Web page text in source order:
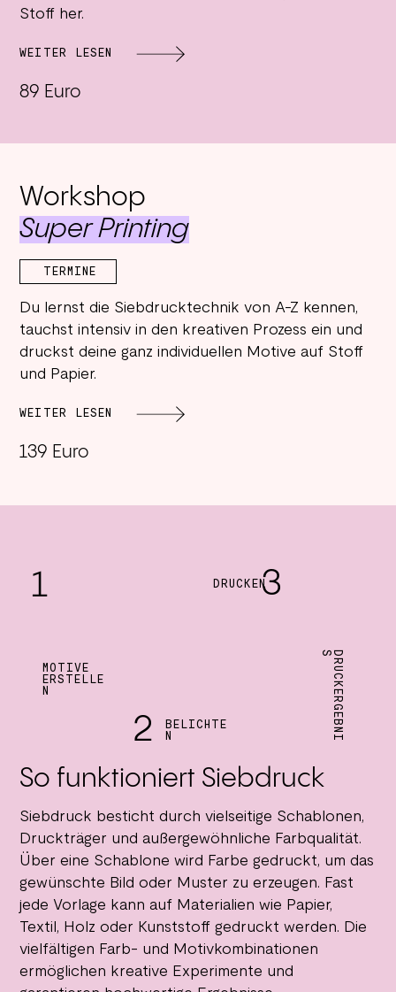
Stoff her.
WEITER LESEN
89 Euro
Workshop
Super Printing
TERMINE
Du lernst die Siebdrucktechnik von A-Z kennen,
tauchst intensiv in den kreativen Prozess ein und
druckst deine ganz individuellen Motive auf Stoff
und Papier.
WEITER LESEN
139 Euro
So funktioniert Siebdruck
Siebdruck besticht durch vielseitige Schablonen,
Druckträger und außergewöhnliche Farbqualität.
Über eine Schablone wird Farbe gedruckt, um das
gewünschte Bild oder Muster zu erzeugen. Fast
jede Vorlage kann auf Materialien wie Papier,
Textil, Holz oder Kunststoff gedruckt werden. Die
vielfältigen Farb- und Motivkombinationen
ermöglichen kreative Experimente und
BELICHTE
N
2
DRUCKEN3
D
R
U
C
K
E
R
G
E
B
N
I
S
MOTIVE
ERSTELLE
N
1